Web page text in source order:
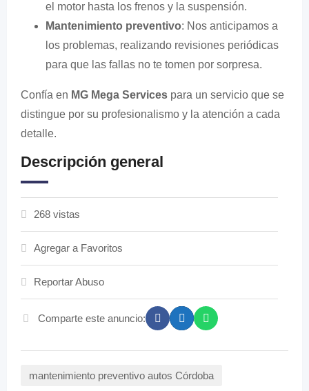
el motor hasta los frenos y la suspensión.
Mantenimiento preventivo: Nos anticipamos a
los problemas, realizando revisiones periódicas
para que las fallas no te tomen por sorpresa.
Confía en MG Mega Services para un servicio que se
distingue por su profesionalismo y la atención a cada
detalle.
Descripción general
268 vistas
Agregar a Favoritos
Reportar Abuso
Comparte este anuncio:
mantenimiento preventivo autos Córdoba